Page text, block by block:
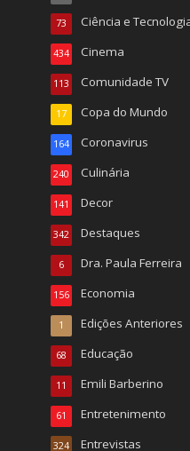
Ciência e
73
Cinema
434
Comunidade TV
113
Copa do Mundo
17
Coronavirus
164
Culinária
240
Decor
141
Destaques
342
Dra. Paula Ferreira
6
Economia
156
Edições Anteriores
1
Educação
68
Emili Barberino
11
Entretenimento
61
Entrevistas
324